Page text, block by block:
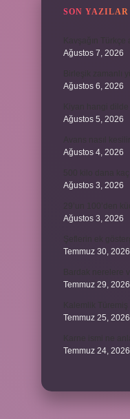
SON YAZILAR
Ağustos 7, 2026
Ağustos 6, 2026
Ağustos 5, 2026
Ağustos 4, 2026
Ağustos 3, 2026
Ağustos 3, 2026
Temmuz 30, 2026
Temmuz 29, 2026
Temmuz 25, 2026
Temmuz 24, 2026